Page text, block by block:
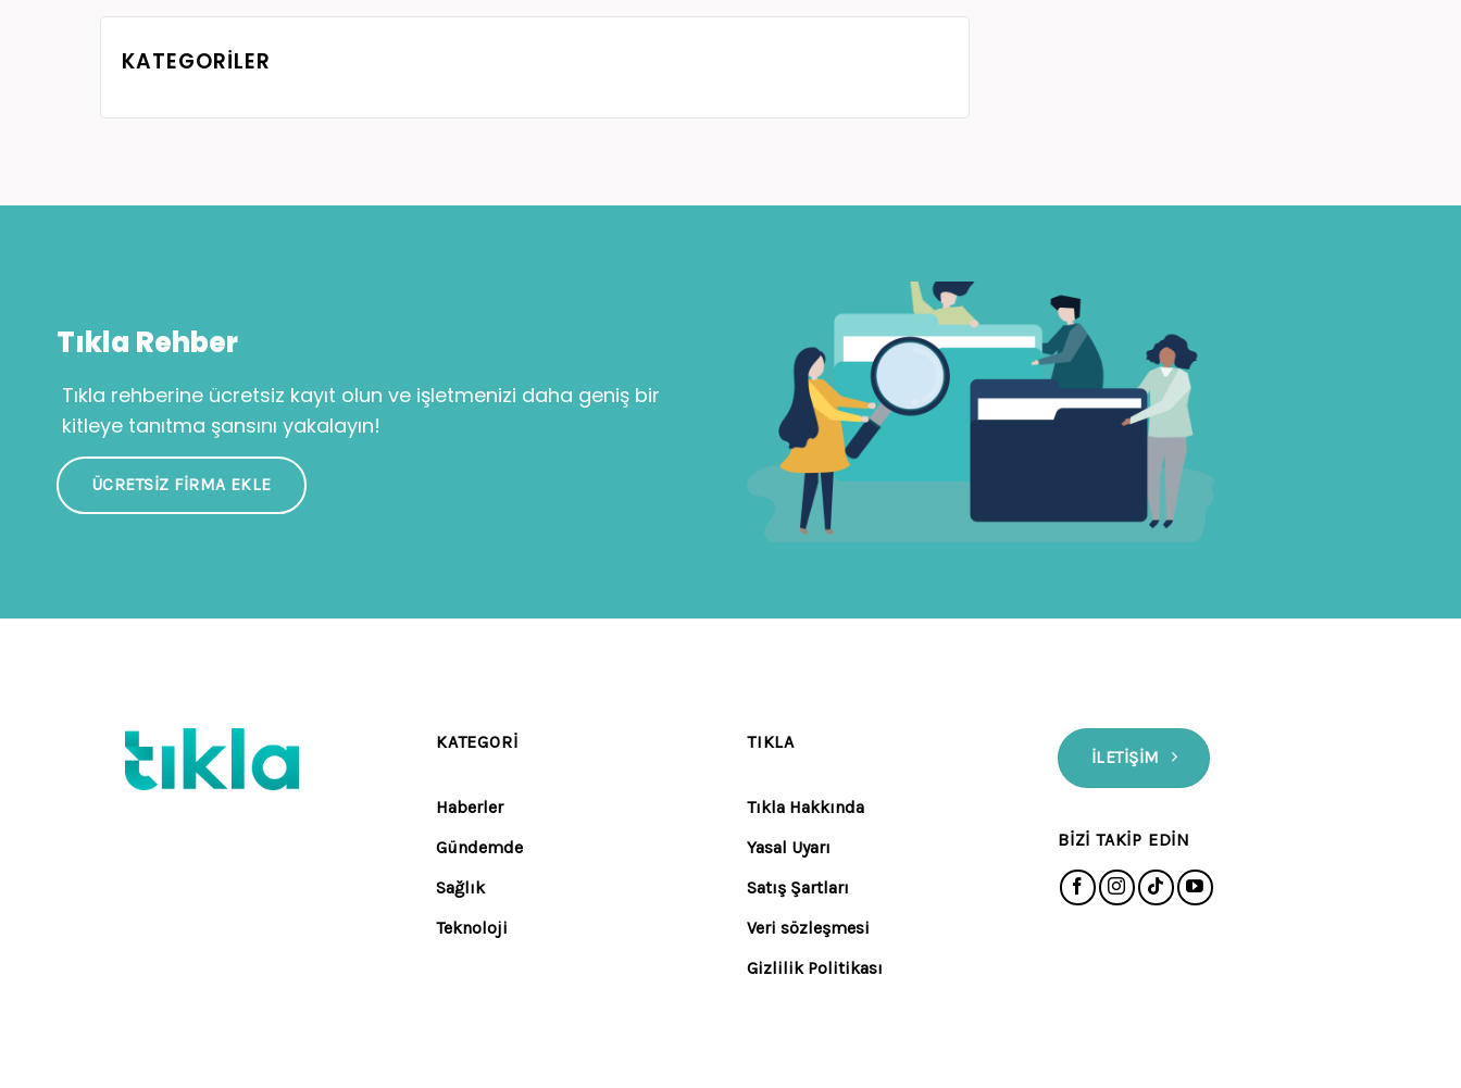
KATEGORILER
Tıkla Rehber
Tıkla rehberine ücretsiz kayıt olun ve işletmenizi daha geniş bir
kitleye tanıtma şansını yakalayın!
ÜCRETSIZ FIRMA EKLE
KATEGORI
Haberler
Gündemde
Sağlık
Teknoloji
TIKLA
Tıkla Hakkında
Yasal Uyarı
Satış Şartları
Veri sözleşmesi
Gizlilik Politikası
İLETIŞIM
BIZI TAKIP EDIN